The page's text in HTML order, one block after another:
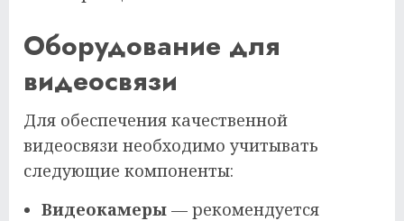
Оборудование для
видеосвязи
Для обеспечения качественной
видеосвязи необходимо учитывать
следующие компоненты:
Видеокамеры — рекомендуется